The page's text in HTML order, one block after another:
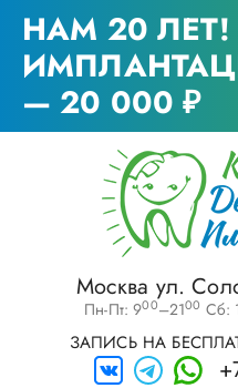
НАМ 20 ЛЕТ!
— 20 000 ₽
Москва ул.
Пн-Пт: 900–2100 Сб:
ЗАПИСЬ НА